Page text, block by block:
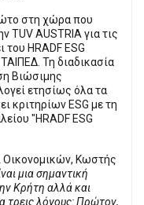
στη χώρα που
TUV AUSTRIA για τις
του HRADF ESG
Τη διαδικασία
Βιώσιμης
ετησίως όλα τα
κριτηρίων ESG με τη
"HRADF ESG
Οικονομικών, Κωστής
μια σημαντική
Κρήτη αλλά και
τρεις λόγους: Πρώτον,